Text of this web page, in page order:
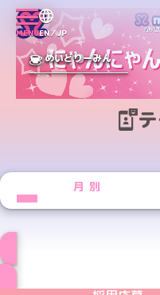
MENUEN／JP
めいどりーみん
月別